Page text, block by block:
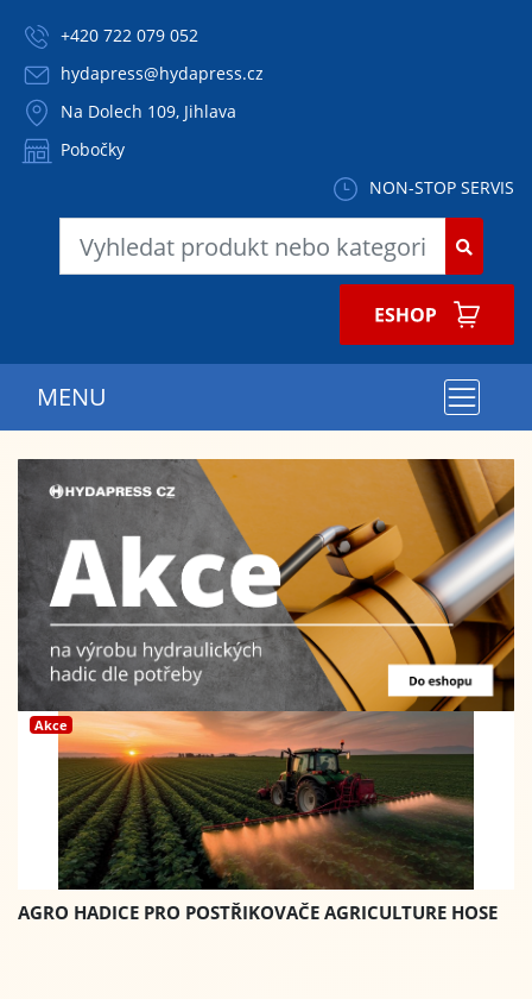
+420 722 079 052
hydapress@hydapress.cz
Na Dolech 109, Jihlava
Pobočky
NON-STOP SERVIS
MENU
Akce
AGRO HADICE PRO POSTŘIKOVAČE AGRICULTURE HOSE